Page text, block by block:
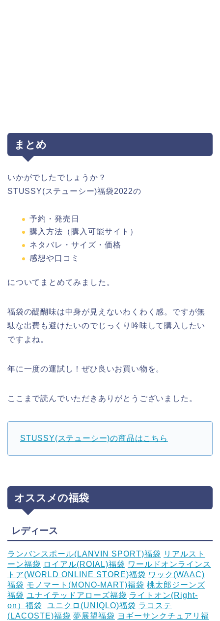
まとめ
いかがでしたでしょうか？
STUSSY(ステューシー)福袋2022の
予約・発売日
購入方法（購入可能サイト）
ネタバレ・サイズ・価格
感想や口コミ
についてまとめてみました。
福袋の醍醐味は中身が見えないわくわく感。ですが無
駄な出費も避けたいのでじっくり吟味して購入したい
ですよね。
年に一度の運試し！ぜひ良いお買い物を。
ここまで読んでいただきありがとうございました。
STUSSY(ステューシー)の商品はこちら
オススメの福袋
レディース
ランバンスポール(LANVIN SPORT)福袋 リアルスト
ーン福袋 ロイアル(ROIAL)福袋 ワールドオンラインス
トア(WORLD ONLINE STORE)福袋 ワック(WAAC)
福袋 モノマート(MONO-MART)福袋 桃太郎ジーンズ
福袋 ユナイテッドアローズ福袋 ライトオン(Right-
on）福袋
ユニクロ(UNIQLO)福袋 ラコステ
(LACOSTE)福袋 夢展望福袋 ヨギーサンクチュアリ福